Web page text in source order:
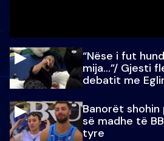
“Nëse i fut
mija…”/ Gjesti
debatit me
Banorët
së madhe të
tyre